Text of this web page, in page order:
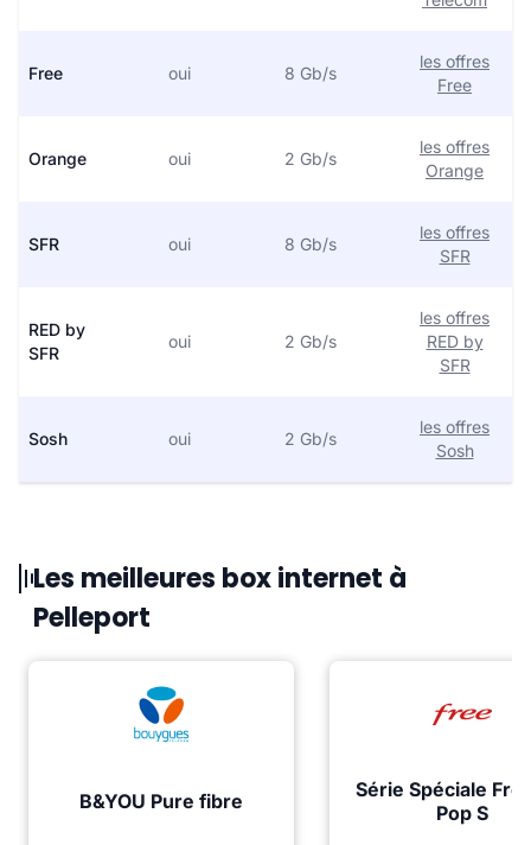
Free oui 8 Gb/s
les offres
Free
Orange oui 2 Gb/s
les offres
Orange
SFR oui 8 Gb/s
les offres
SFR
RED by
SFR
oui 2 Gb/s
les offres
RED by
SFR
Sosh oui 2 Gb/s
les offres
Sosh
Les meilleures box internet à
Pelleport
B&YOU Pure fibre
Série Spéciale
Pop S